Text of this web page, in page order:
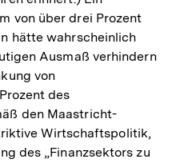
von über drei Prozent
hätte wahrscheinlich
Ausmaß verhindern
von
des
den Maastricht-
Wirtschaftspolitik,
des „Finanzsektors zu